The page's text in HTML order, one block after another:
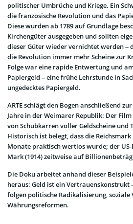
politischer Umbrüche und Kriege. Ein
die französische Revolution und das
Diese wurden ab 1789 auf Grundlage
Kirchengüter ausgegeben und sollten
dieser Güter wieder vernichtet werden –
die Revolution immer mehr Scheine zur
Folge war eine rapide Entwertung und
Papiergeld – eine frühe Lehrstunde in
ungedecktes Papiergeld.
ARTE schlägt den Bogen anschließend
Jahre in der Weimarer Republik: Der
von Schubkarren voller Geldscheine und
Historisch ist belegt, dass die
Monate praktisch wertlos wurde; der
Mark (1914) zeitweise auf
Die Doku arbeitet anhand dieser
heraus: Geld ist ein Vertrauenskonstrukt
folgen politische Radikalisierung, soziale
Währungsreformen.